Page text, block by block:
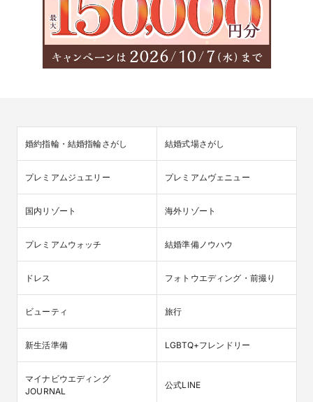
婚約指輪・結婚指輪さがし 結婚式場さがし
プレミアムジュエリー プレミアムヴェニュー
国内リゾート 海外リゾート
プレミアムウォッチ 結婚準備ノウハウ
ドレス フォトウエディング・前撮り
ビューティ 旅行
新生活準備 LGBTQ+フレンドリー
マイナビウエディング
JOURNAL
公式LINE